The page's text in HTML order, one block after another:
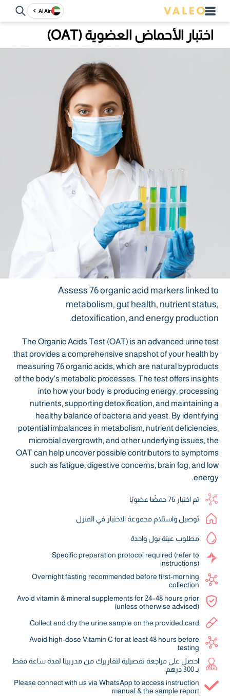
Al Ain
اختبار الأحماض العضوية (OAT)
Assess 76 organic acid markers linked to
metabolism, gut health, nutrient status,
detoxification, and energy production.
The Organic Acids Test (OAT) is an advanced urine test
that provides a comprehensive snapshot of your health by
measuring 76 organic acids, which are natural byproducts
of the body's metabolic processes. The test offers insights
into how your body is producing energy, processing
nutrients, supporting detoxification, and maintaining a
healthy balance of bacteria and yeast. By identifying
potential imbalances in metabolism, nutrient deficiencies,
microbial overgrowth, and other underlying issues, the
OAT can help uncover possible contributors to symptoms
such as fatigue, digestive concerns, brain fog, and low
energy.
تم اختبار 76 حمضًا عضويًا
توصيل واستلام مجموعة الاختبار في المنزل
مطلوب عينة بول واحدة
Specific preparation protocol required (refer to
instructions)
Overnight fasting recommended before first-morning
collection
Avoid vitamin & mineral supplements for 24–48 hours prior
(unless otherwise advised)
Collect and dry the urine sample on the provided card
Avoid high-dose Vitamin C for at least 48 hours before
testing
احصل على مراجعة تفصيلية لتقاريرك من مدربينا لمدة ساعة فقط
بـ 300 درهم.
Please connect with us via WhatsApp to access instruction
manual & the sample report